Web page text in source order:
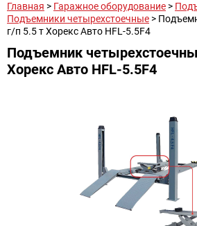
Главная > Гаражное оборудование >
Подъемники четырехстоечные >
г/п 5.5 т Хорекс Авто HFL-5.5F4
Подъемник
Хорекс Авто HFL-5.5F4